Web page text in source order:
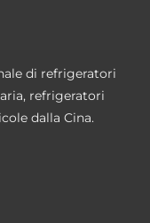
di refrigeratori
refrigeratori
dalla Cina.